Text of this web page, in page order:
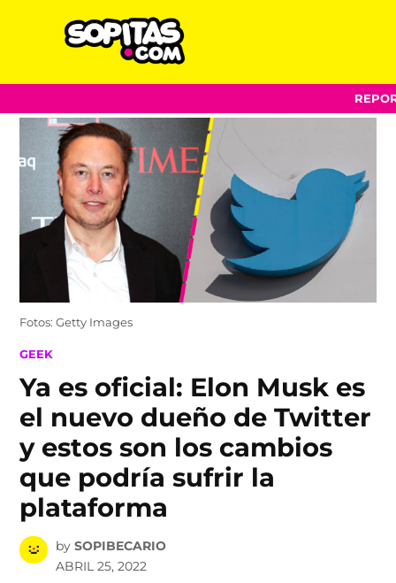
Skip
to
content
Fotos: Getty Images
POSTED
GEEK
Ya es oficial: Elon Musk es
el nuevo dueño de Twitter
y estos son los cambios
que podría sufrir la
plataforma
by SOPIBECARIO
ABRIL 25, 2022